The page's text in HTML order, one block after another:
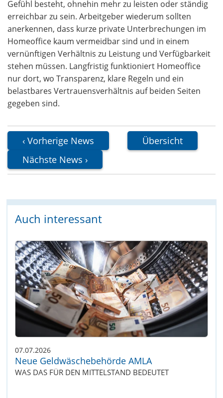
Gefühl besteht, ohnehin mehr zu leisten oder ständig
erreichbar zu sein. Arbeitgeber wiederum sollten
anerkennen, dass kurze private Unterbrechungen im
Homeoffice kaum vermeidbar sind und in einem
vernünftigen Verhältnis zu Leistung und Verfügbarkeit
stehen müssen. Langfristig funktioniert Homeoffice
nur dort, wo Transparenz, klare Regeln und ein
belastbares Vertrauensverhältnis auf beiden Seiten
gegeben sind.
Vorherige News
Übersicht
Nächste News
Auch interessant
07.07.2026
Neue Geldwäschebehörde AMLA
WAS DAS FÜR DEN MITTELSTAND BEDEUTET